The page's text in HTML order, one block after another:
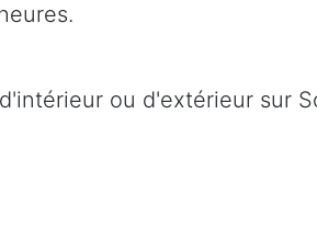
ou d'extérieur sur